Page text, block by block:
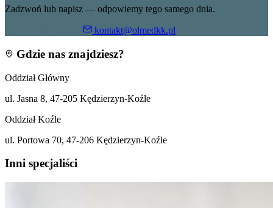
Zadzwoń lub napisz — odpowiemy tego samego dnia.
kontakt@olmedkk.pl
Gdzie nas znajdziesz?
Oddział Główny
ul. Jasna 8, 47-205 Kędzierzyn-Koźle
Oddział Koźle
ul. Portowa 70, 47-206 Kędzierzyn-Koźle
Inni specjaliści